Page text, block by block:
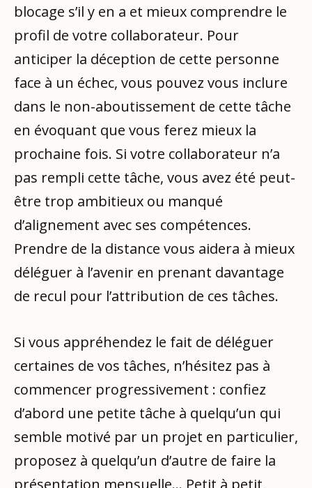
blocage s’il y en a et mieux comprendre le
profil de votre collaborateur. Pour
anticiper la déception de cette personne
face à un échec, vous pouvez vous inclure
dans le non-aboutissement de cette tâche
en évoquant que vous ferez mieux la
prochaine fois. Si votre collaborateur n’a
pas rempli cette tâche, vous avez été peut-
être trop ambitieux ou manqué
d’alignement avec ses compétences.
Prendre de la distance vous aidera à mieux
déléguer à l’avenir en prenant davantage
de recul pour l’attribution de ces tâches.
Si vous appréhendez le fait de déléguer
certaines de vos tâches, n’hésitez pas à
commencer progressivement : confiez
d’abord une petite tâche à quelqu’un qui
semble motivé par un projet en particulier,
proposez à quelqu’un d’autre de faire la